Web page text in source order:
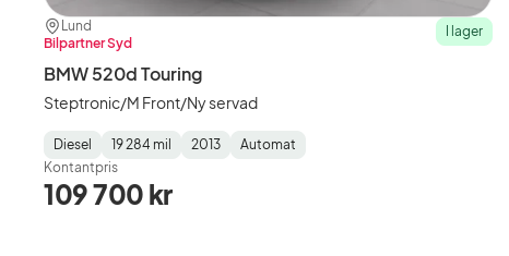
Plats:
Lund
Återförsäljare:
Bilpartner Syd
I lager
BMW 520d Touring
Steptronic/M Front/Ny servad
Fuel
Type:
Diesel
Mätarställning:
19 284 mil
Model
Year:
2013
Gearbox
Type:
Automat
Kontantpris
109 700 kr